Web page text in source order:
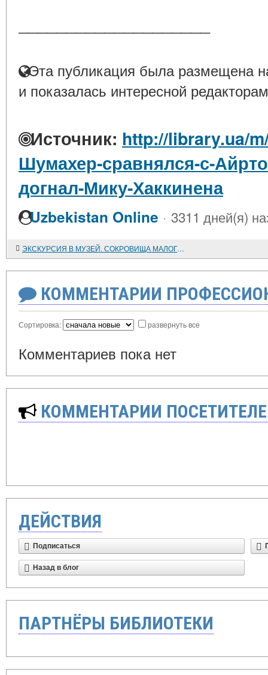
Эта публикация была размещена
и показалась интересной
Источник: http://library.ua/
Шумахер-сравнялся-с-
догнал-Мику-Хаккинена
Uzbekistan Online · 3311 дней(я)
ЭКСКУРСИЯ В МУЗЕЙ. СОКРОВИЩА МАЛОГО ГОРОДКА
КОММЕНТАРИИ
Сортировка: развернуть все
Комментариев пока нет
КОММЕНТАРИИ
ДЕЙСТВИЯ
Подписаться
Назад в блог
ПАРТНЁРЫ БИБЛИОТЕКИ